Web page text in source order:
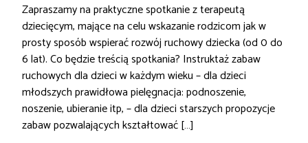
Zapraszamy na praktyczne spotkanie z terapeutą
dziecięcym, mające na celu wskazanie rodzicom jak w
prosty sposób wspierać rozwój ruchowy dziecka (od 0 do
6 lat). Co będzie treścią spotkania? Instruktaż zabaw
ruchowych dla dzieci w każdym wieku – dla dzieci
młodszych prawidłowa pielęgnacja: podnoszenie,
noszenie, ubieranie itp, – dla dzieci starszych propozycje
zabaw pozwalających kształtować […]